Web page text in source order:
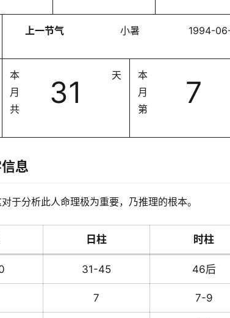
上一节气 小暑 1994-
本
月
共
31 天
本
月
第
7
息
于分析此人命理极为重要，乃推理的根本。
日柱 时柱
31-45 46后
7 7-9